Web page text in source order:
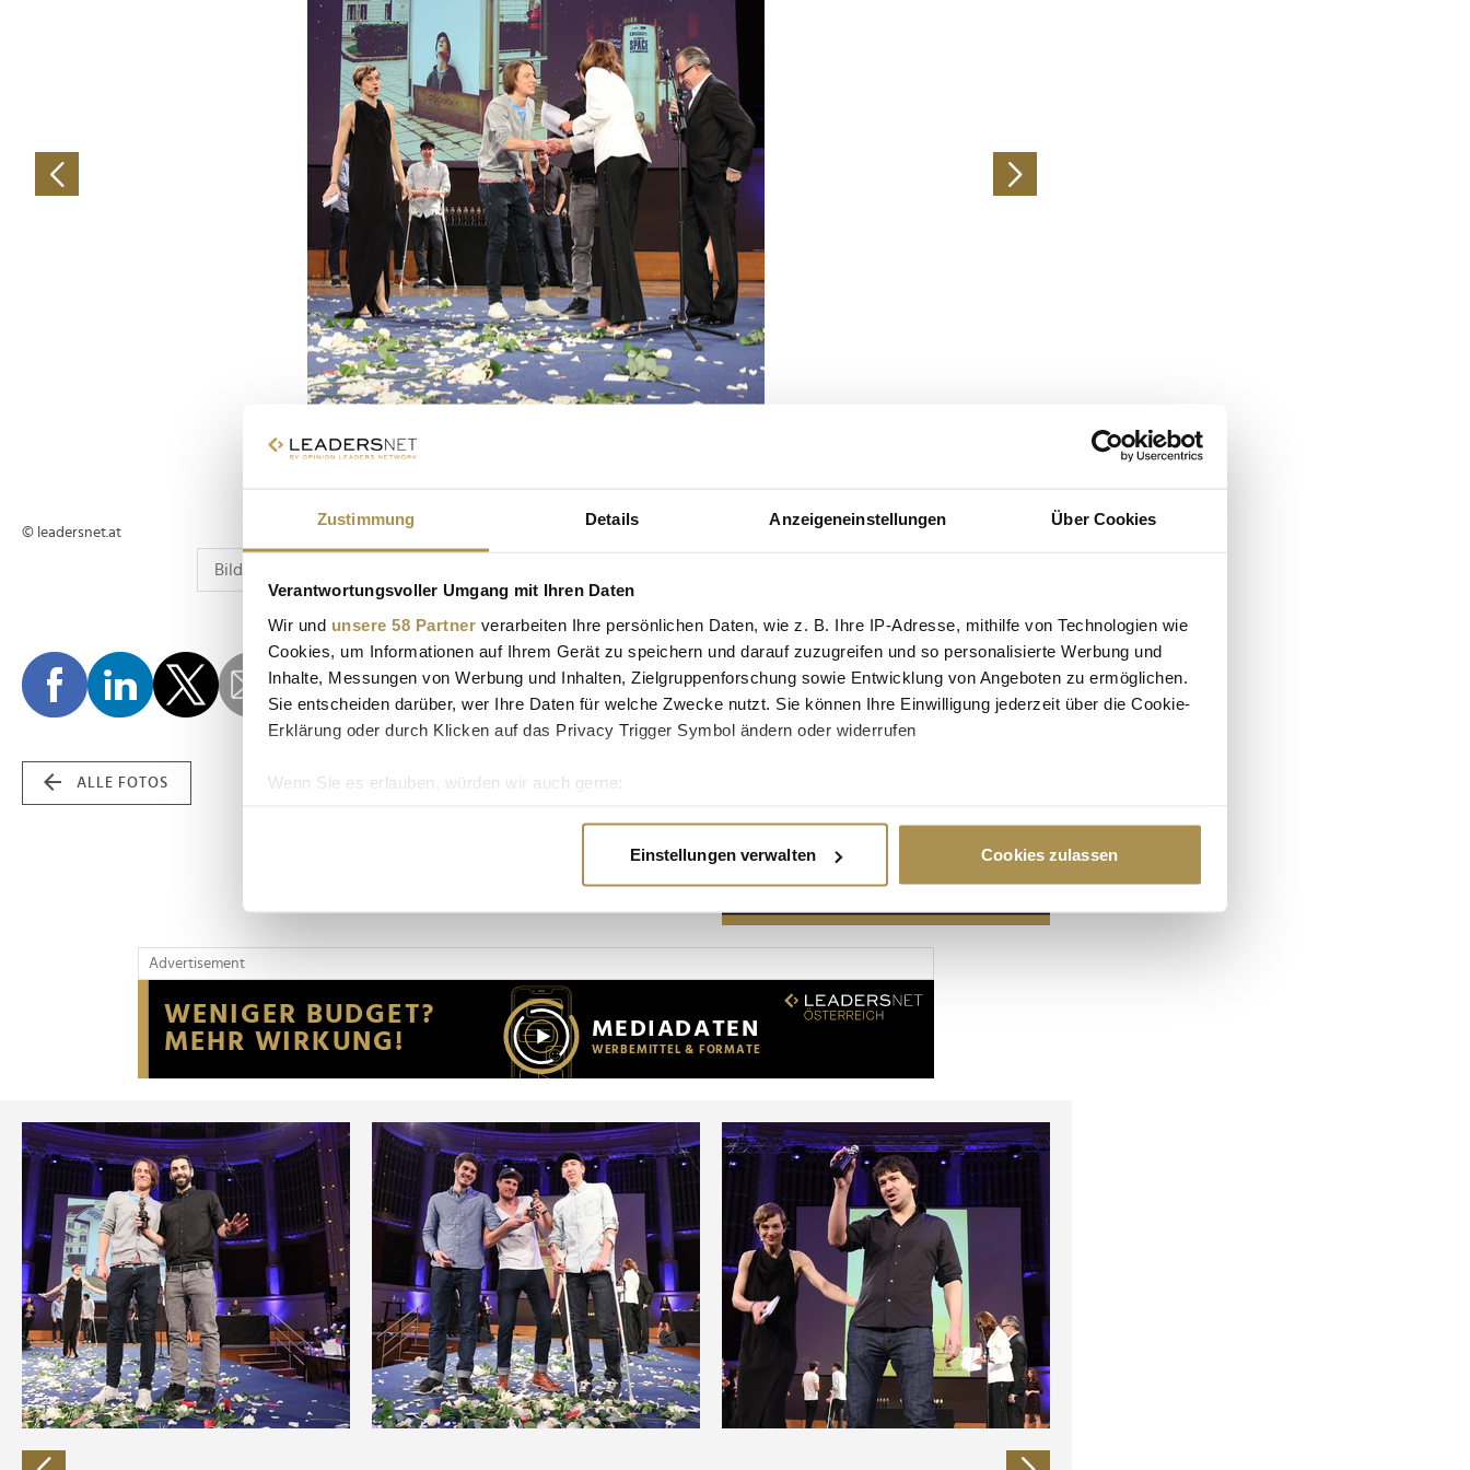
Zustimmung Details Anzeigeneinstellungen Über Cookies
Verantwortungsvoller Umgang mit Ihren Daten
Wir und unsere 58 Partner verarbeiten Ihre persönlichen Daten, wie z. B. Ihre IP-Adresse, mithilfe von Technologien wie
Cookies, um Informationen auf Ihrem Gerät zu speichern und darauf zuzugreifen und so personalisierte Werbung und
Inhalte, Messungen von Werbung und Inhalten, Zielgruppenforschung sowie Entwicklung von Angeboten zu ermöglichen.
Sie entscheiden darüber, wer Ihre Daten für welche Zwecke nutzt. Sie können Ihre Einwilligung jederzeit über die Cookie-
Erklärung oder durch Klicken auf das Privacy Trigger Symbol ändern oder widerrufen
Wenn Sie es erlauben, würden wir auch gerne:
Erfahren Sie mehr darüber, wie Ihre persönlichen Daten verarbeitet werden, und legen Sie Ihre Präferenzen im
Wir verwenden Cookies, um Inhalte und Anzeigen zu personalisieren, Funktionen für soziale Medien anbieten zu können
Website an unsere Partner für soziale Medien, Werbung und Analysen weiter. Unsere Partner führen diese Informationen
möglicherweise mit weiteren Daten zusammen, die Sie ihnen bereitgestellt haben oder die sie im Rahmen Ihrer Nutzung
der Dienste gesammelt haben.
Einstellungen verwalten Cookies zulassen
© leadersnet.at
ALLE FOTOS
Advertisement
Advertisement